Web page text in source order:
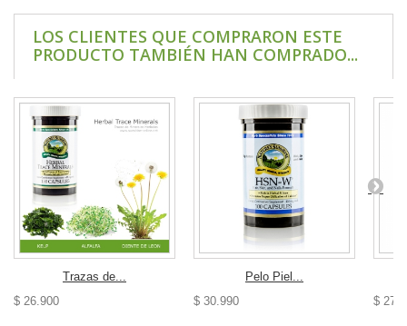
LOS CLIENTES QUE COMPRARON ESTE
PRODUCTO TAMBIÉN HAN COMPRADO...
Trazas de...
$ 26.900
Pelo Piel...
$ 30.990
$